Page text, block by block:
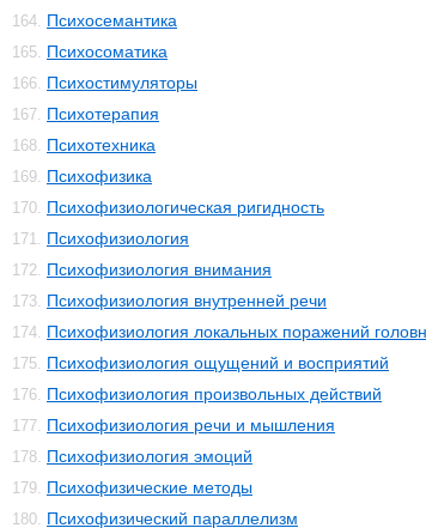
164. Психосемантика
165. Психосоматика
166. Психостимуляторы
167. Психотерапия
168. Психотехника
169. Психофизика
170. Психофизиологическая ригидность
171. Психофизиология
172. Психофизиология внимания
173. Психофизиология внутренней речи
174. Психофизиология локальных поражений
175. Психофизиология ощущений и восприятий
176. Психофизиология произвольных действий
177. Психофизиология речи и мышления
178. Психофизиология эмоций
179. Психофизические методы
180. Психофизический параллелизм